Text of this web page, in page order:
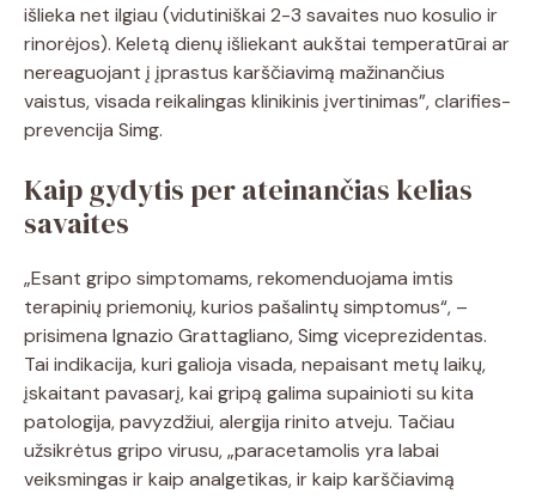
išlieka net ilgiau (vidutiniškai 2-3 savaites nuo kosulio ir
rinorėjos). Keletą dienų išliekant aukštai temperatūrai ar
nereaguojant į įprastus karščiavimą mažinančius
vaistus, visada reikalingas klinikinis įvertinimas”, clarifies-
prevencija Simg.
Kaip gydytis per ateinančias kelias
savaites
„Esant gripo simptomams, rekomenduojama imtis
terapinių priemonių, kurios pašalintų simptomus“, –
prisimena Ignazio Grattagliano, Simg viceprezidentas.
Tai indikacija, kuri galioja visada, nepaisant metų laikų,
įskaitant pavasarį, kai gripą galima supainioti su kita
patologija, pavyzdžiui, alergija rinito atveju. Tačiau
užsikrėtus gripo virusu, „paracetamolis yra labai
veiksmingas ir kaip analgetikas, ir kaip karščiavimą